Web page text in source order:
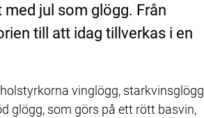
jul som glögg. Från
till att idag tillverkas i en
vinglögg, starkvinsglögg
glögg, som görs på ett rött basvin,